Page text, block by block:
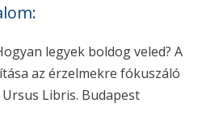
legyek boldog veled? A
az érzelmekre fókuszáló
Libris. Budapest